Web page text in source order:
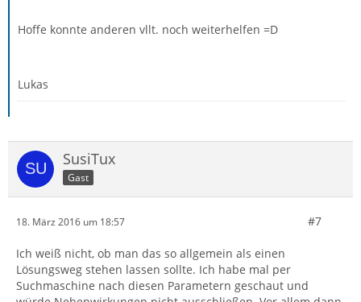
Hoffe konnte anderen vllt. noch weiterhelfen =D
Lukas
SusiTux
Gast
18. März 2016 um 18:57 #7
Ich weiß nicht, ob man das so allgemein als einen
Lösungsweg stehen lassen sollte. Ich habe mal per
Suchmaschine nach diesen Parametern geschaut und